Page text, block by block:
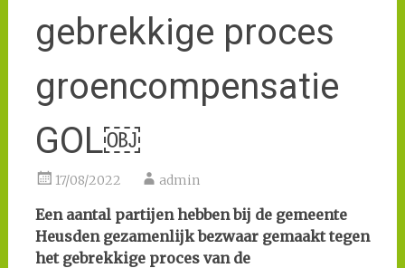
gebrekkige proces
groencompensatie
GOL￼
17/08/2022 admin
Een aantal partijen hebben bij de gemeente
Heusden gezamenlijk bezwaar gemaakt tegen
het gebrekkige proces van de